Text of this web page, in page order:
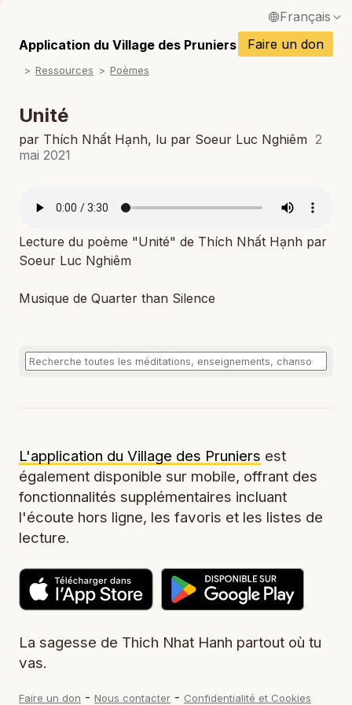
Français
English / Anglais
Italiano / Italien
Tiếng Việt / Vietnamien
ภาษาไทย / Thaï
Application du Village des Pruniers Faire un don
Ressources Poèmes
Unité
par Thích Nhất Hạnh, lu par Soeur Luc Nghiêm 2
mai 2021
Lecture du poème "Unité" de Thích Nhất Hạnh par
Soeur Luc Nghiêm
Musique de Quarter than Silence
L'application du Village des Pruniers est
également disponible sur mobile, offrant des
fonctionnalités supplémentaires incluant
l'écoute hors ligne, les favoris et les listes de
lecture.
La sagesse de Thich Nhat Hanh partout où tu
vas.
Faire un don - Nous contacter - Confidentialité et Cookies